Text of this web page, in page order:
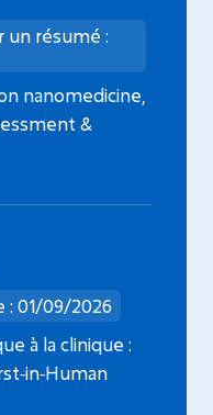
un résumé :
nanomedicine,
&
: 01/09/2026
à la clinique :